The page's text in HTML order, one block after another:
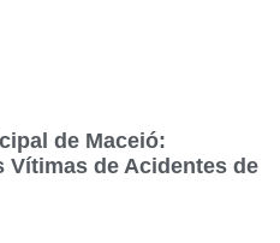
de Maceió:
Vítimas de Acidentes de